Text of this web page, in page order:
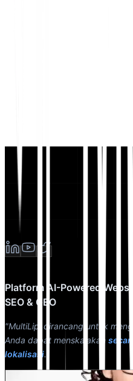
Platform AI-Powered
SEO & GEO
"MultiLipi dirancang untuk
Anda dapat menskalakan
lokalisasi."